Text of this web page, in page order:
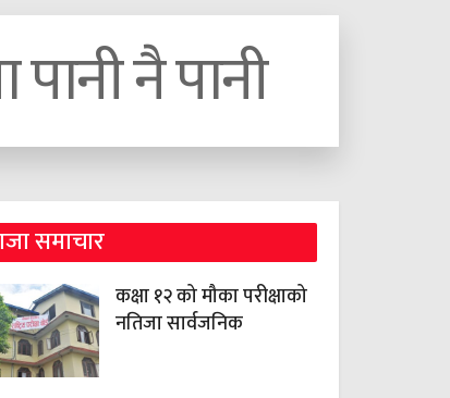
नै पानी
समाचार
कक्षा १२ को मौका परीक्षाको
नतिजा सार्वजनिक